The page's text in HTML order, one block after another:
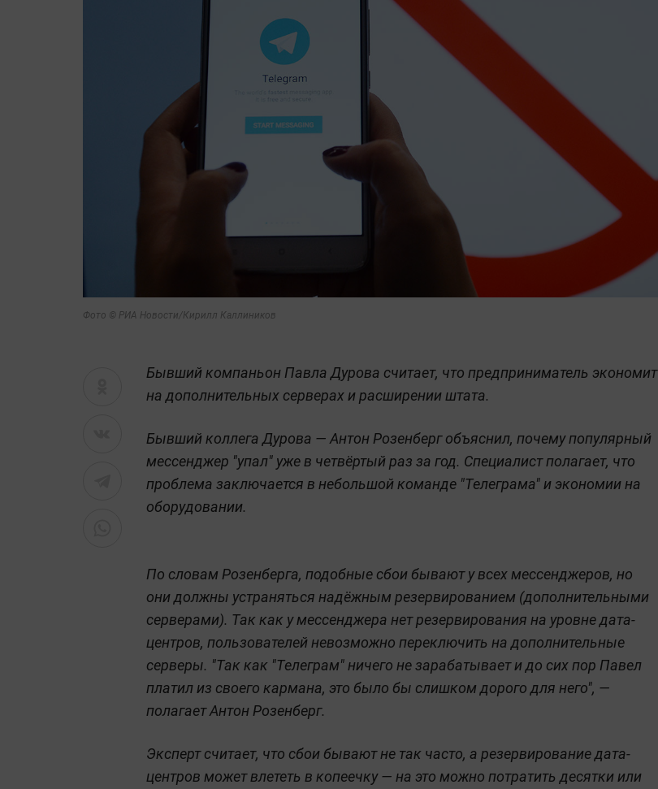
Фото © РИА Новости/Кирилл Каллиников
Бывший компаньон Павла Дурова считает, что предприниматель экономит
на дополнительных серверах и расширении штата.
Бывший коллега Дурова — Антон Розенберг объяснил, почему популярный
мессенджер "упал" уже в четвёртый раз за год. Специалист полагает, что
проблема заключается в небольшой команде "Телеграма" и экономии на
оборудовании.
По словам Розенберга, подобные сбои бывают у всех мессенджеров, но
они должны устраняться надёжным резервированием (дополнительными
серверами). Так как у мессенджера нет резервирования на уровне дата-
центров, пользователей невозможно переключить на дополнительные
серверы. "Так как "Телеграм" ничего не зарабатывает и до сих пор Павел
платил из своего кармана, это было бы слишком дорого для него", —
полагает Антон Розенберг.
Эксперт считает, что сбои бывают не так часто, а резервирование дата-
центров может влететь в копеечку — на это можно потратить десятки или